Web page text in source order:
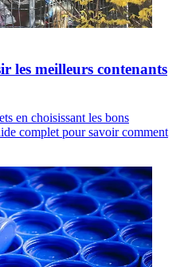
les meilleurs contenants
en choisissant les bons
complet pour savoir comment